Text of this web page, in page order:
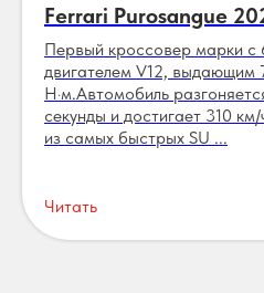
Ferrari Purosangue
Первый кроссовер марки с
двигателем V12, выдающим
Н·м.Автомобиль
секунды и достигает 310
из самых быстрых SU ...
Читать